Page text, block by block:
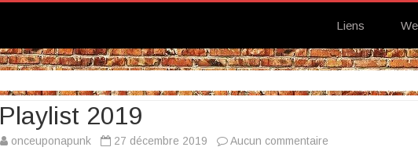
Liens
Playlist 2019
onceuponapunk 27 décembre 2019 Aucun commentaire